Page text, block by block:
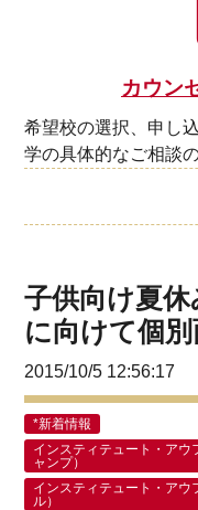
カウン
希望校の選択、申し
学の具体的なご相談
子供向け夏
に向けて個
2015/10/5 12:56:17
*新着情報
インスティテュート・アウ
ャンプ）
インスティテュート・アウ
ル）